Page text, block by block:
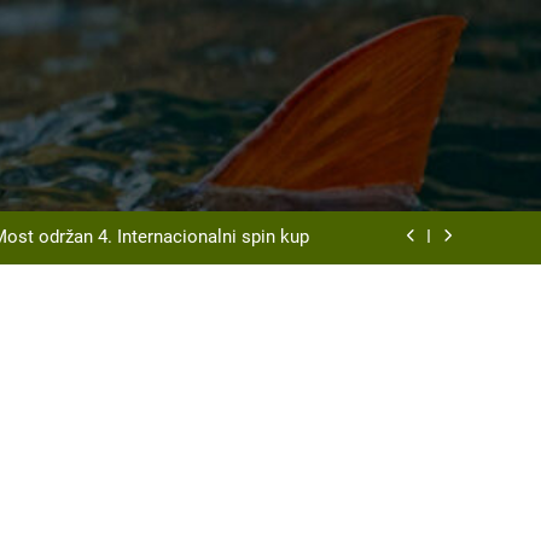
“Vrbas ” Gornji Vakuf – Uskoplje
tradicionalnu Ribarsku večer
održan 4. Internacionalni spin kup
“Vrbas ” Gornji Vakuf – Uskoplje
tradicionalnu Ribarsku večer
disciplini ulov ribe udicom na plovak